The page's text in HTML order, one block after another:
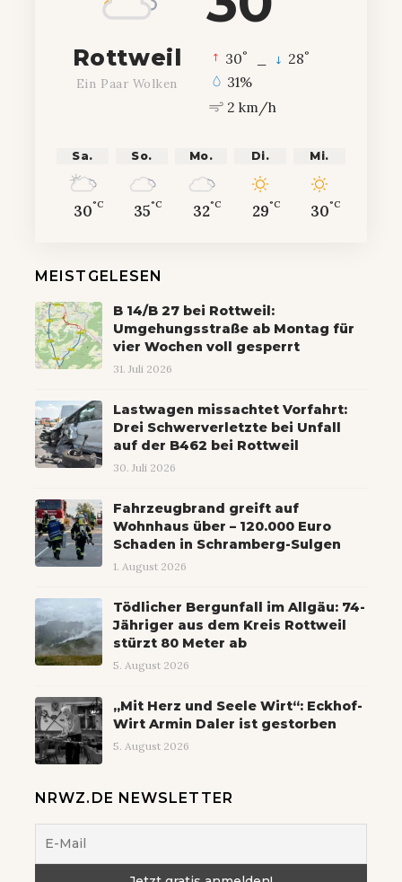
Rottweil
Ein Paar Wolken
30° 28°
31%
2 km/h
Sa.
30°C
So.
35°C
Mo.
32°C
Di.
29°C
Mi.
30°C
MEISTGELESEN
B 14/B 27 bei Rottweil:
Umgehungsstraße ab Montag für
vier Wochen voll gesperrt
31. Juli 2026
Lastwagen missachtet Vorfahrt:
Drei Schwerverletzte bei Unfall
auf der B462 bei Rottweil
30. Juli 2026
Fahrzeugbrand greift auf
Wohnhaus über – 120.000 Euro
Schaden in Schramberg-Sulgen
1. August 2026
Tödlicher Bergunfall im Allgäu: 74-
Jähriger aus dem Kreis Rottweil
stürzt 80 Meter ab
5. August 2026
„Mit Herz und Seele Wirt“: Eckhof-
Wirt Armin Daler ist gestorben
5. August 2026
NRWZ.DE NEWSLETTER